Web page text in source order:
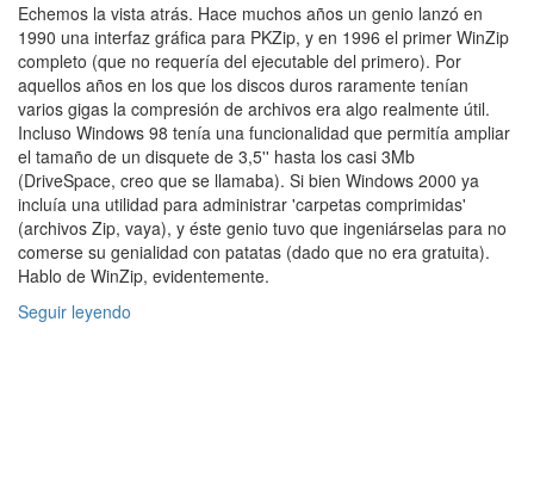
Echemos la vista atrás. Hace muchos años un genio lanzó en
1990 una interfaz gráfica para PKZip, y en 1996 el primer WinZip
completo (que no requería del ejecutable del primero). Por
aquellos años en los que los discos duros raramente tenían
varios gigas la compresión de archivos era algo realmente útil.
Incluso Windows 98 tenía una funcionalidad que permitía ampliar
el tamaño de un disquete de 3,5'' hasta los casi 3Mb
(DriveSpace, creo que se llamaba). Si bien Windows 2000 ya
incluía una utilidad para administrar 'carpetas comprimidas'
(archivos Zip, vaya), y éste genio tuvo que ingeniárselas para no
comerse su genialidad con patatas (dado que no era gratuita).
Hablo de WinZip, evidentemente.
Seguir leyendo